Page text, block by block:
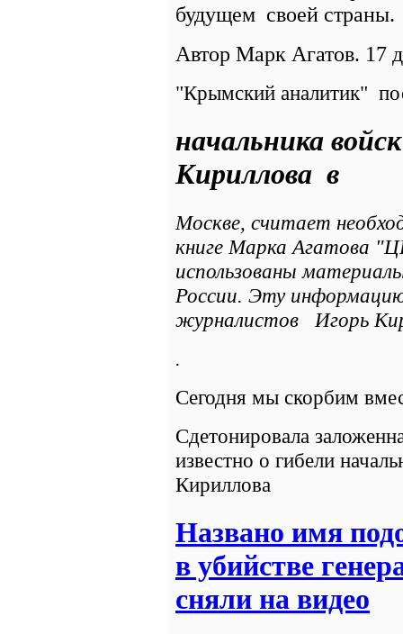
будущем своей страны.
Автор Марк Агатов. 17
"Крымский аналитик"
начальника
Кириллова в
Москве, считает
книге Марка Агатова
использованы
России. Эту
журналистов Игорь
.
Сегодня мы скорбим
Сдетонировала
известно о гибели
Кириллова
Названо имя
в убийстве
сняли на видео